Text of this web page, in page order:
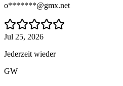
o*******@gmx.net
Jul 25, 2026
Jederzeit wieder
GW